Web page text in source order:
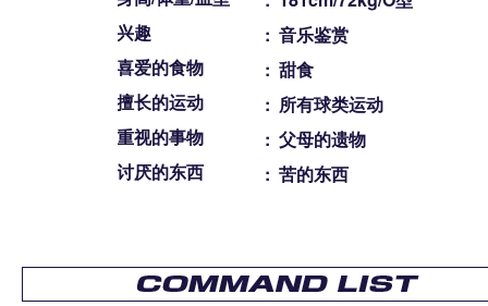
兴趣
: 音乐鉴赏
喜爱的食物
: 甜食
擅长的运动
: 所有球类运动
重视的事物
: 父母的遗物
讨厌的东西
: 苦的东西